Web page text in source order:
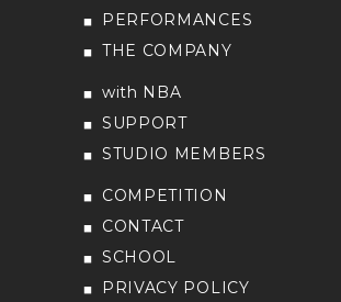
PERFORMANCES
THE COMPANY
with NBA
SUPPORT
STUDIO MEMBERS
COMPETITION
CONTACT
SCHOOL
PRIVACY POLICY